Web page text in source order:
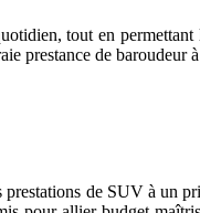
tout en
prestance de
de SUV à un